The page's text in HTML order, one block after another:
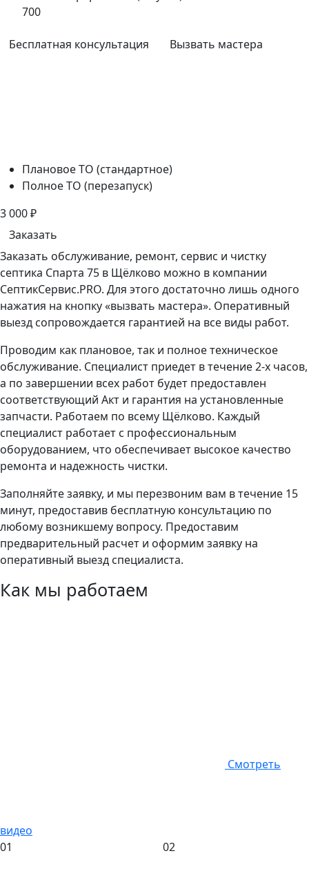
700
Бесплатная консультация Вызвать мастера
Плановое ТО (стандартное)
Полное ТО (перезапуск)
3 000₽
Заказать
Заказать обслуживание, ремонт, сервис и чистку
септика Спарта 75 в Щёлково можно в компании
СептикСервис.PRO. Для этого достаточно лишь одного
нажатия на кнопку «вызвать мастера». Оперативный
выезд сопровождается гарантией на все виды работ.
Проводим как плановое, так и полное техническое
обслуживание. Специалист приедет в течение 2-х часов,
а по завершении всех работ будет предоставлен
соответствующий Акт и гарантия на установленные
запчасти. Работаем по всему Щёлково. Каждый
специалист работает с профессиональным
оборудованием, что обеспечивает высокое качество
ремонта и надежность чистки.
Заполняйте заявку, и мы перезвоним вам в течение 15
минут, предоставив бесплатную консультацию по
любому возникшему вопросу. Предоставим
предварительный расчет и оформим заявку на
оперативный выезд специалиста.
Как мы работаем
Смотреть
видео
01
02